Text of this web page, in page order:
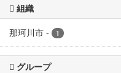
組織
那珂川市 - 1
グループ